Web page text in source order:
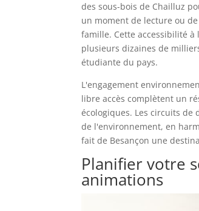
des sous-bois de Chailluz
un moment de lecture ou
famille. Cette accessibilité
plusieurs dizaines de
étudiante du pays.
L'engagement
libre accès complètent un
écologiques. Les circuits
de l'environnement, en
fait de Besançon une
Planifier votre
animations